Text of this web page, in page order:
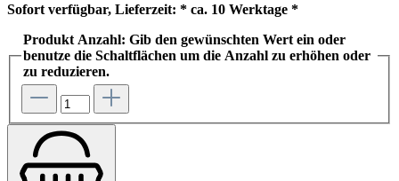
Sofort verfügbar, Lieferzeit: * ca. 10 Werktage *
Produkt Anzahl: Gib den gewünschten Wert ein oder
benutze die Schaltflächen um die Anzahl zu erhöhen oder
zu reduzieren.